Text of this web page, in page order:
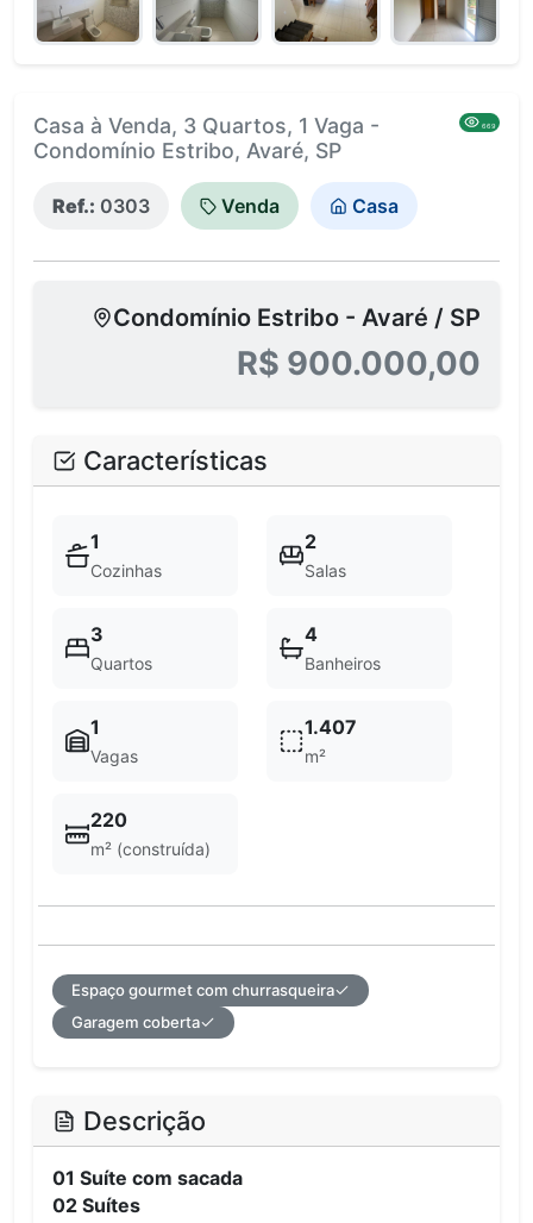
Casa à Venda, 3 Quartos, 1 Vaga -
Condomínio Estribo, Avaré, SP
669
Ref.: 0303 Venda Casa
Condomínio Estribo - Avaré / SP
R$ 900.000,00
Características
1
Cozinhas
2
Salas
3
Quartos
4
Banheiros
1
Vagas
1.407
m²
220
m² (construída)
Espaço gourmet com churrasqueira
Garagem coberta
Descrição
01 Suíte com sacada
02 Suítes